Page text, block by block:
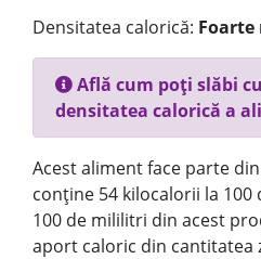
Densitatea calorică: Foarte
Află cum poți slăbi
densitatea calorică a
Acest aliment face parte
conține 54 kilocalorii la
100 de mililitri din acest
aport caloric din cantitatea